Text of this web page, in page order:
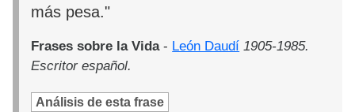
más pesa."
Frases sobre la Vida- León Daudí 1905-1985.
Escritor español.
Análisis de esta frase